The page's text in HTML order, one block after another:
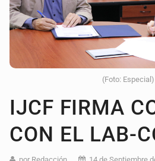
(Foto: Especial)
IJCF FIRMA
CON EL LAB-